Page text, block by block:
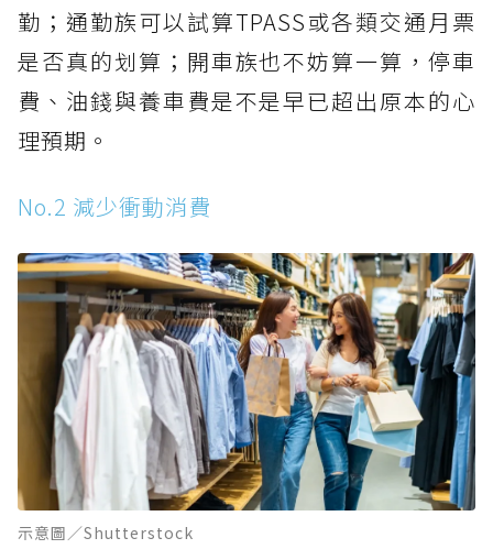
勤；通勤族可以試算TPASS或各類交通月票
是否真的划算；開車族也不妨算一算，停車
費、油錢與養車費是不是早已超出原本的心
理預期。
No.2 減少衝動消費
示意圖／Shutterstock